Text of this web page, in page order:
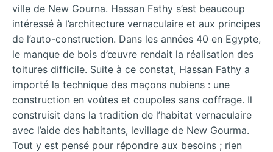
ville de New Gourna. Hassan Fathy s’est beaucoup
intéressé à l’architecture vernaculaire et aux principes
de l’auto-construction. Dans les années 40 en Egypte,
le manque de bois d’œuvre rendait la réalisation des
toitures difficile. Suite à ce constat, Hassan Fathy a
importé la technique des maçons nubiens : une
construction en voûtes et coupoles sans coffrage. Il
construisit dans la tradition de l’habitat vernaculaire
avec l’aide des habitants, levillage de New Gourma.
Tout y est pensé pour répondre aux besoins ; rien